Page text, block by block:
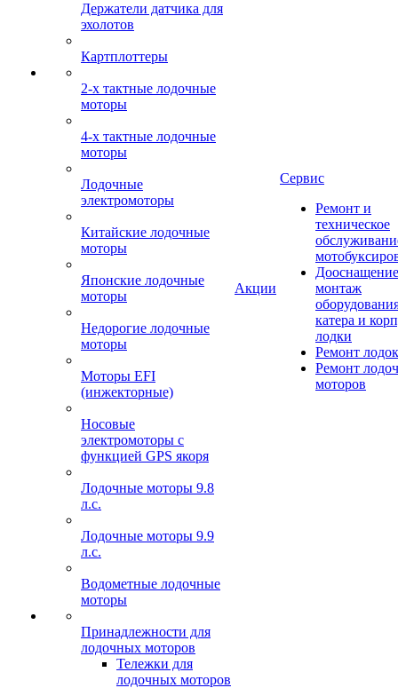
Держатели датчика для
эхолотов
Картплоттеры
2-х тактные лодочные
моторы
4-х тактные лодочные
моторы
Лодочные
электромоторы
Китайские лодочные
моторы
Японские лодочные
моторы
Недорогие лодочные
моторы
Моторы EFI
(инжекторные)
Носовые
электромоторы с
функцией GPS якоря
Лодочные моторы 9.8
л.с.
Лодочные моторы 9.9
л.с.
Водометные лодочные
моторы
Принадлежности для
лодочных моторов
Тележки для
лодочных моторов
Акции
Сервис
Ремонт и
техническое
монтаж
катера и
лодки
Ремонт
Ремонт
моторов